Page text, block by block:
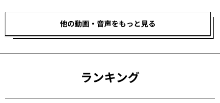
他の動画・音声をもっと見る
ランキング